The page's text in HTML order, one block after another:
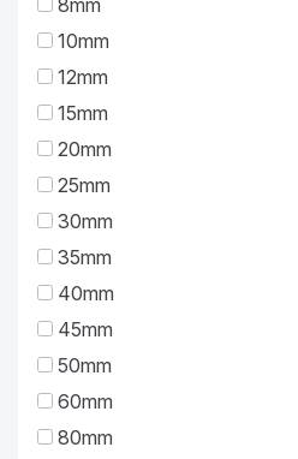
10mm
12mm
15mm
20mm
25mm
30mm
35mm
40mm
45mm
50mm
60mm
80mm